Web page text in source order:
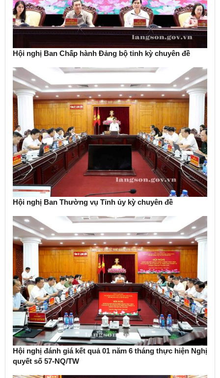
Hội nghị Ban Chấp hành Đảng bộ tỉnh kỳ chuyên đề
Hội nghị Ban Thường vụ Tỉnh ủy kỳ chuyên đề
Hội nghị đánh giá kết quả 01 năm 6 tháng thực hiện Nghị
quyết số 57-NQ/TW